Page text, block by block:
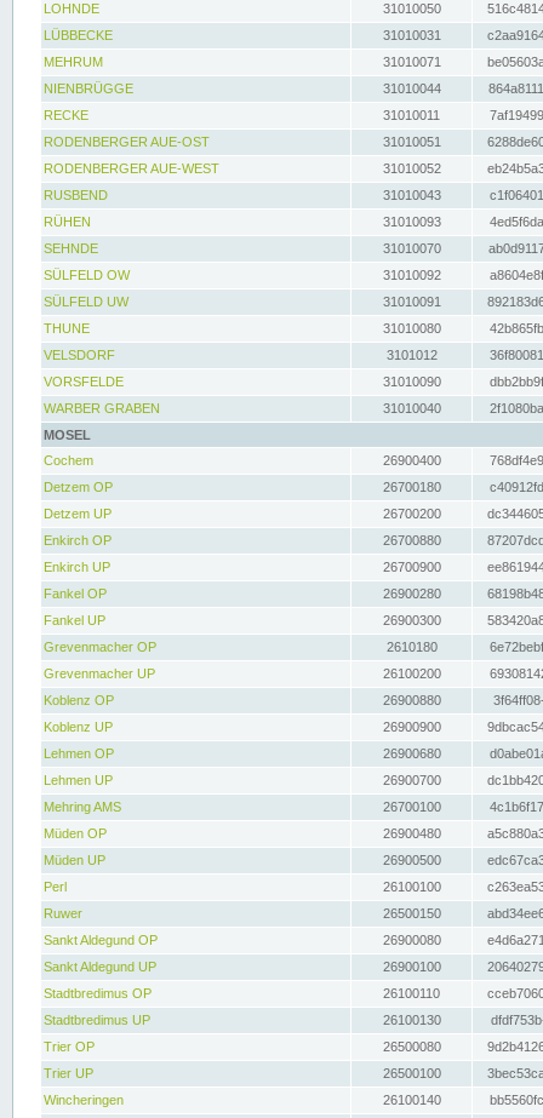
LOHNDE
31010050
LÜBBECKE
31010031
MEHRUM
31010071
NIENBRÜGGE
31010044
RECKE
31010011
RODENBERGER AUE-OST
31010051
RODENBERGER AUE-WEST
31010052
RUSBEND
31010043
RÜHEN
31010093
SEHNDE
31010070
SÜLFELD OW
31010092
SÜLFELD UW
31010091
THUNE
31010080
VELSDORF
3101012
VORSFELDE
31010090
WARBER GRABEN
31010040
MOSEL
Cochem
26900400
Detzem OP
26700180
Detzem UP
26700200
Enkirch OP
26700880
Enkirch UP
26700900
Fankel OP
26900280
Fankel UP
26900300
Grevenmacher OP
2610180
Grevenmacher UP
26100200
Koblenz OP
26900880
Koblenz UP
26900900
Lehmen OP
26900680
Lehmen UP
26900700
Mehring AMS
26700100
Müden OP
26900480
Müden UP
26900500
Perl
26100100
Ruwer
26500150
Sankt Aldegund OP
26900080
Sankt Aldegund UP
26900100
Stadtbredimus OP
26100110
Stadtbredimus UP
26100130
Trier OP
26500080
Trier UP
26500100
Wincheringen
26100140